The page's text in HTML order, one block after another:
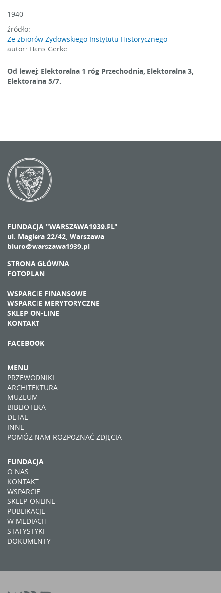
1940
źródło:
Ze zbiorów Żydowskiego Instytutu Historycznego
autor: Hans Gerke
Od lewej: Elektoralna 1 róg Przechodnia, Elektoralna 3,
Elektoralna 5/7.
FUNDACJA "WARSZAWA1939.PL"
ul. Magiera 22/42, Warszawa
biuro@warszawa1939.pl
STRONA GŁÓWNA
FOTOPLAN
WSPARCIE FINANSOWE
WSPARCIE MERYTORYCZNE
SKLEP ON-LINE
KONTAKT
FACEBOOK
MENU
PRZEWODNIKI
ARCHITEKTURA
MUZEUM
BIBLIOTEKA
DETAL
INNE
POMÓŻ NAM ROZPOZNAĆ ZDJĘCIA
FUNDACJA
O NAS
KONTAKT
WSPARCIE
SKLEP-ONLINE
PUBLIKACJE
W MEDIACH
STATYSTYKI
DOKUMENTY